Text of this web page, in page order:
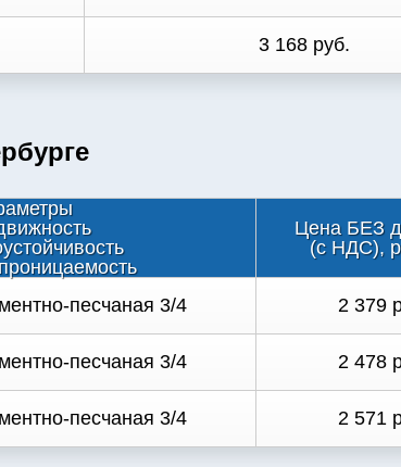
3 168 руб.
Цена БЕЗ
(с НДС),
песчаная 3/4 2 379
песчаная 3/4 2 478
песчаная 3/4 2 571